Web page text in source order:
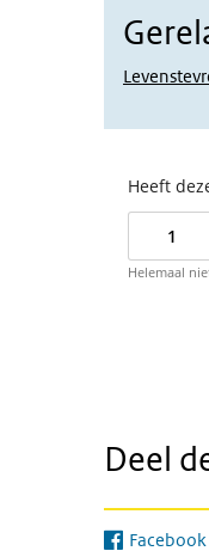
Heeft
1
Helemaal
Deel
Facebook